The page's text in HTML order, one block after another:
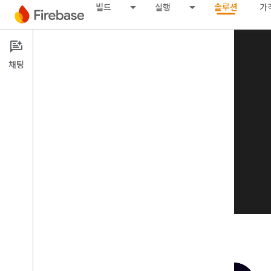
빌드 실행 솔루션 가
채팅